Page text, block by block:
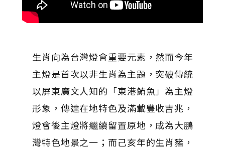
生肖向為台灣燈會重要元素，然而今年
主燈是首次以非生肖為主題，突破傳統
以屏東廣文人知的「東港鮪魚」為主燈
形象，傳達在地特色及滿載豐收吉兆，
燈會後主燈將繼續留置原地，成為大鵬
灣特色地景之一；而己亥年的生肖豬，